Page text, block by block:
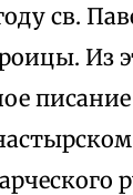
св.
Из